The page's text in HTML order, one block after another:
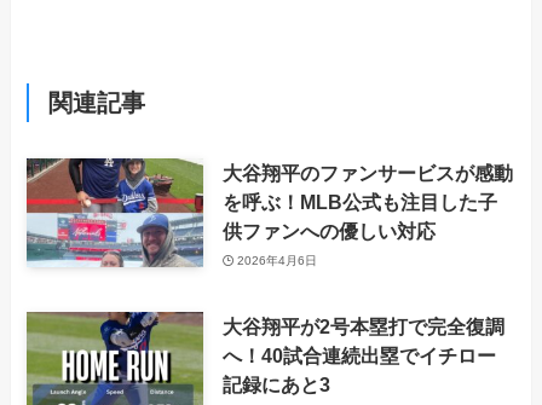
関連記事
大谷翔平のファンサービスが感動
を呼ぶ！MLB公式も注目した子
供ファンへの優しい対応
2026年4月6日
大谷翔平が2号本塁打で完全復調
へ！40試合連続出塁でイチロー
記録にあと3